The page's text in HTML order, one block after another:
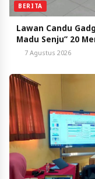
BERITA
Lawan Candu
Madu Senju” 20
7 Agustus 2026